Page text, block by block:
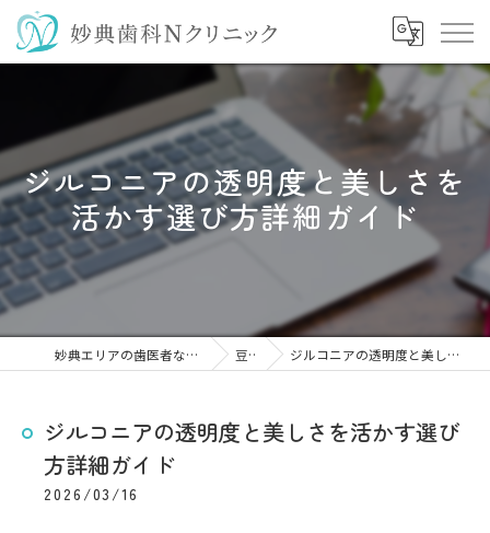
ジルコニアの透明度と美しさを
活かす選び方詳細ガイド
妙典エリアの歯医者なら妙典歯科Nクリニック 豆知識 ジルコニアの透明度と美しさを活かす選び方詳細ガイド
ジルコニアの透明度と美しさを活かす選び
方詳細ガイド
2026/03/16